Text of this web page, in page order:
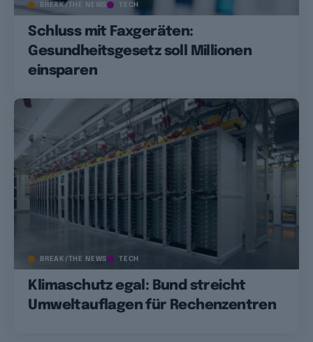
BREAK/THE NEWS TECH
Schluss mit Faxgeräten:
Gesundheitsgesetz soll Millionen
einsparen
BREAK/THE NEWS TECH
Klimaschutz egal: Bund streicht
Umweltauflagen für Rechenzentren